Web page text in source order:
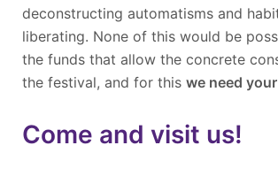
deconstructing automatisms and
liberating. None of this would be
the funds that allow the concrete
the festival, and for this we need
Come and visit us!